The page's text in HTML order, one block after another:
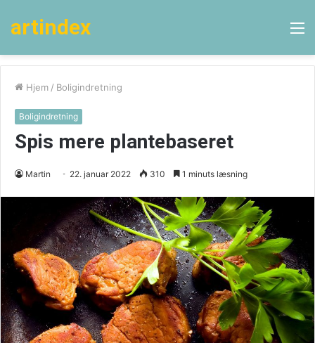
artindex
Hjem / Boligindretning
Boligindretning
Spis mere plantebaseret
Martin 22. januar 2022 310 1 minuts læsning